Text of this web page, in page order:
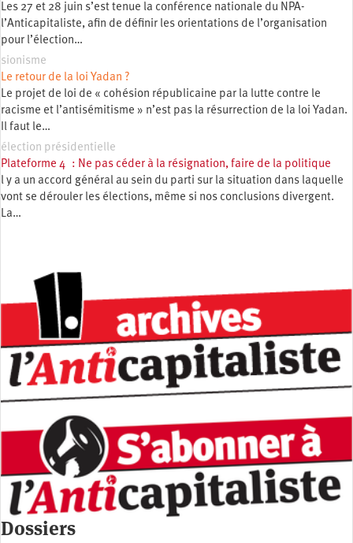
Les 27 et 28 juin s’est tenue la conférence nationale du NPA-
l’Anticapitaliste, afin de définir les orientations de l’organisation
pour l’élection…
sionisme
Le retour de la loi Yadan ?
Le projet de loi de « cohésion républicaine par la lutte contre le
racisme et l’antisémitisme » n’est pas la résurrection de la loi Yadan.
Il faut le…
élection présidentielle
Plateforme 4 : Ne pas céder à la résignation, faire de la politique
l y a un accord général au sein du parti sur la situation dans laquelle
vont se dérouler les élections, même si nos conclusions divergent.
La…
Dossiers